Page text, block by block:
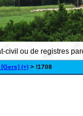
civil ou de registres
(+) > !1708